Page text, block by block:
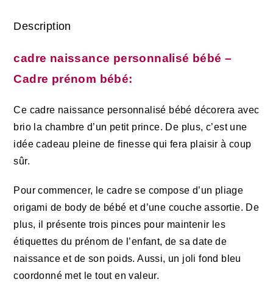
Description
cadre naissance personnalisé bébé –
Cadre prénom bébé:
Ce cadre naissance personnalisé bébé décorera avec
brio la chambre d’un petit prince. De plus, c’est une
idée cadeau pleine de finesse qui fera plaisir à coup
sûr.
Pour commencer, le cadre se compose d’un pliage
origami de body de bébé et d’une couche assortie. De
plus, il présente trois pinces pour maintenir les
étiquettes du prénom de l’enfant, de sa date de
naissance et de son poids. Aussi, un joli fond bleu
coordonné met le tout en valeur.